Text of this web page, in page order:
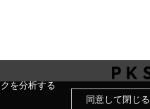
を分析する
同意して閉じる